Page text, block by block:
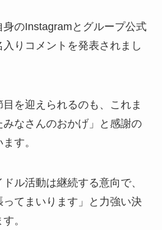
のInstagramとグループ公式
りコメントを発表されまし
を迎えられるのも、これま
なさんのおかげ」と感謝の
す。
ル活動は継続する意向で、
ってまいります」と力強い決
。